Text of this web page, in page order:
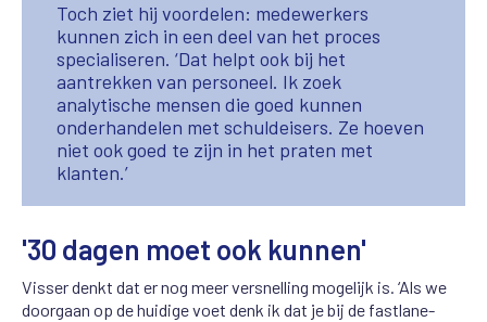
Toch ziet hij voordelen: medewerkers
kunnen zich in een deel van het proces
specialiseren. ‘Dat helpt ook bij het
aantrekken van personeel. Ik zoek
analytische mensen die goed kunnen
onderhandelen met schuldeisers. Ze hoeven
niet ook goed te zijn in het praten met
klanten.’
'30 dagen moet ook kunnen'
Visser denkt dat er nog meer versnelling mogelijk is. ‘Als we
doorgaan op de huidige voet denk ik dat je bij de fastlane-